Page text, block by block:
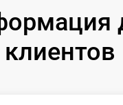
клиентов